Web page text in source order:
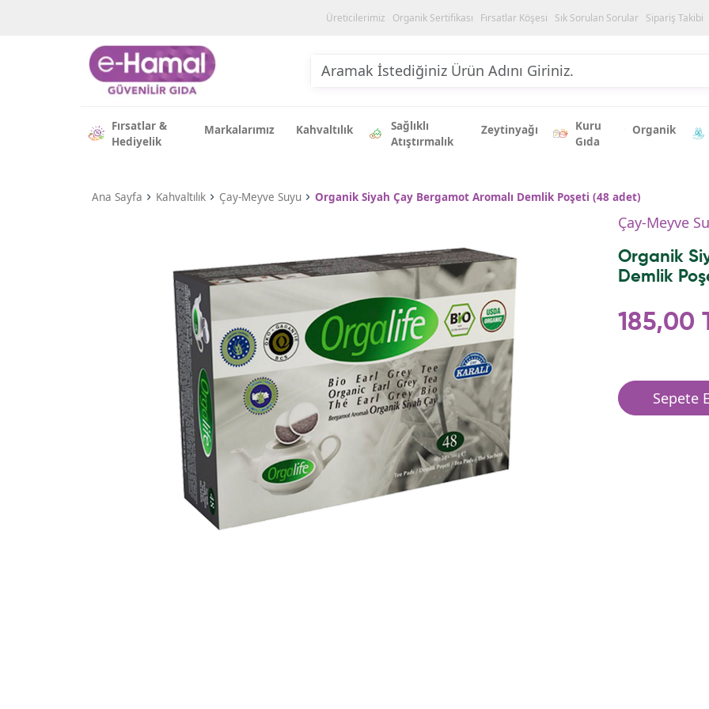
Üreticilerimiz Organik Sertifikası Fırsatlar Köşesi Sık Sorulan Sorular Sipariş Takibi
Fırsatlar &
Hediyelik
Markalarımız Kahvaltılık
Sağlıklı
Atıştırmalık
Zeytinyağı
Kuru
Gıda
Organik
Ana Sayfa Kahvaltılık Çay-Meyve Suyu Organik Siyah Çay Bergamot Aromalı Demlik Poşeti (48 adet)
Çay-Meyve
Organik
Demlik
185,00
Sepete